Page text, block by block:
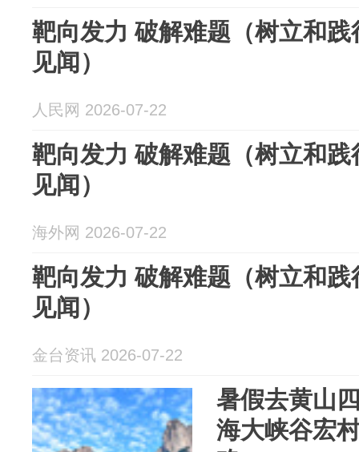
靶向发力 破解难题（树立和践
见闻）
人民网 2026-07-22
靶向发力 破解难题（树立和践
见闻）
海外网 2026-07-22
靶向发力 破解难题（树立和践
见闻）
金台资讯 2026-07-22
暑假去黄山
海大峡谷宏